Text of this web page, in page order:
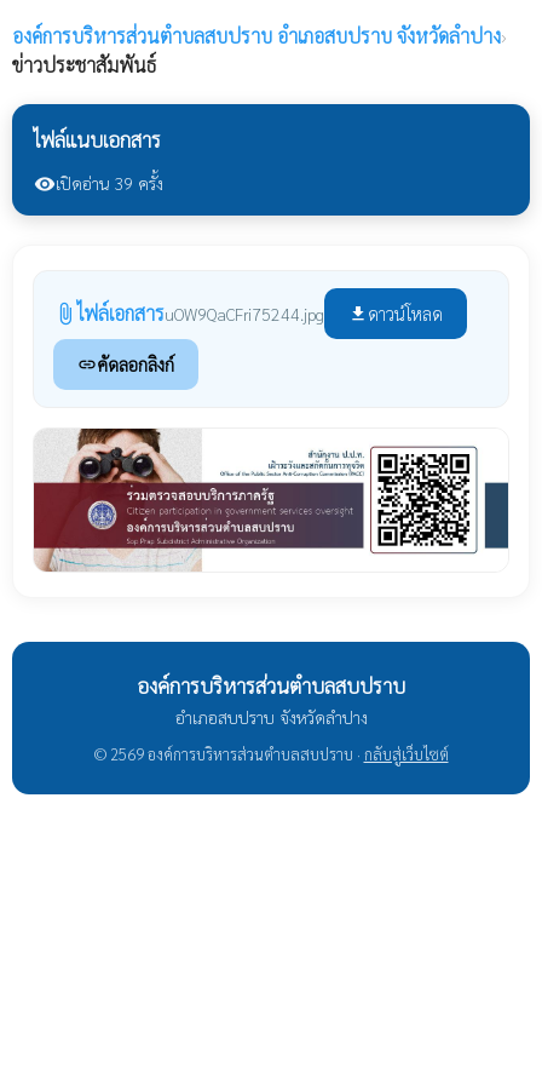
องค์การบริหารส่วนตำบลสบปราบ อำเภอสบปราบ จังหวัดลำปาง›
ข่าวประชาสัมพันธ์
ไฟล์แนบเอกสาร
visibilityเปิดอ่าน 39 ครั้ง
attach_file ไฟล์เอกสารuOW9QaCFri75244.jpg file_download ดาวน์โหลด
linkคัดลอกลิงก์
องค์การบริหารส่วนตำบลสบปราบ
อำเภอสบปราบ จังหวัดลำปาง
© 2569 องค์การบริหารส่วนตำบลสบปราบ · กลับสู่เว็บไซต์